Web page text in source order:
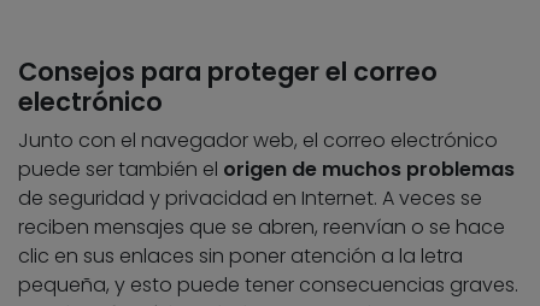
Consejos para proteger el correo
electrónico
Junto con el navegador web, el correo electrónico
puede ser también el origen de muchos problemas
de seguridad y privacidad en Internet. A veces se
reciben mensajes que se abren, reenvían o se hace
clic en sus enlaces sin poner atención a la letra
pequeña, y esto puede tener consecuencias graves.